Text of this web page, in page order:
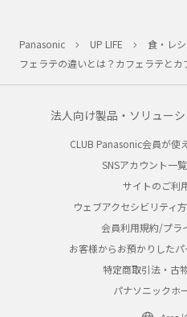
Panasonic UP LIFE 食・レ
フェラテの違いとは？カフェラテとカ
法人向け製品・ソリュー
CLUB Panasonic会員が使
SNSアカウント一覧
サイトのご利
ウェブアクセシビリティ
会員利用規約/プラ
お客様からお預かりした
特定商取引法・古
パナソニックホ